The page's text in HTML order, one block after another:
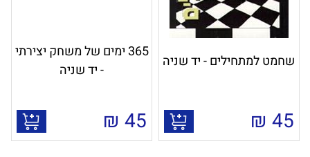
שחמט למתחילים - יד שניה
45
₪
365 ימים של משחק יצירתי
- יד שניה
45
₪